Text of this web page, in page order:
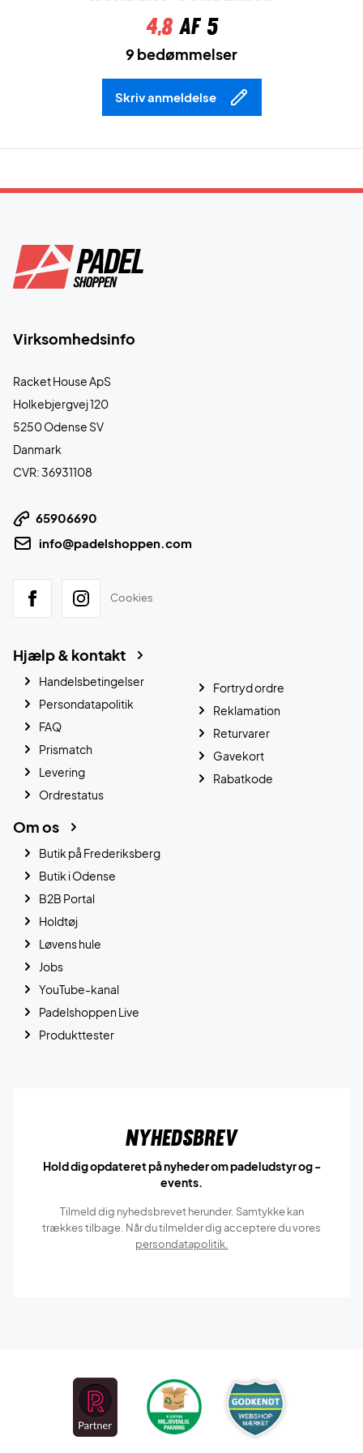
4,8af 5
9 bedømmelser
Skriv anmeldelse
Virksomhedsinfo
Racket House ApS
Holkebjergvej 120
5250 Odense SV
Danmark
CVR: 36931108
65906690
info@padelshoppen.com
Cookies
Hjælp & kontakt
Handelsbetingelser
Persondatapolitik
FAQ
Prismatch
Levering
Ordrestatus
Fortryd ordre
Reklamation
Returvarer
Gavekort
Rabatkode
Om os
Butik på Frederiksberg
Butik i Odense
B2B Portal
Holdtøj
Løvens hule
Jobs
YouTube-kanal
Padelshoppen Live
Produkttester
Nyhedsbrev
Hold dig opdateret på nyheder om padeludstyr og -
events.
Tilmeld dig nyhedsbrevet herunder. Samtykke kan
trækkes tilbage. Når du tilmelder dig acceptere du vores
persondatapolitik.